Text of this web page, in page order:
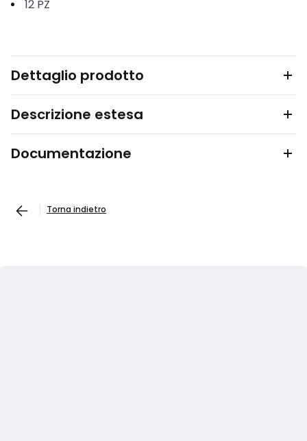
12 PZ
Dettaglio prodotto
Descrizione estesa
Documentazione
Torna indietro